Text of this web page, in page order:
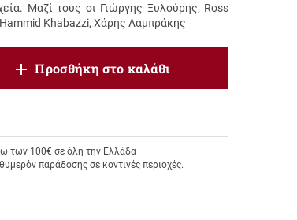
Μαζί τους οι Γιώργης Ξυλούρης, Ross
Khabazzi, Χάρης Λαμπράκης
Προσθήκη στο καλάθι
των 100€ σε όλη την Ελλάδα
παράδοσης σε κοντινές περιοχές.